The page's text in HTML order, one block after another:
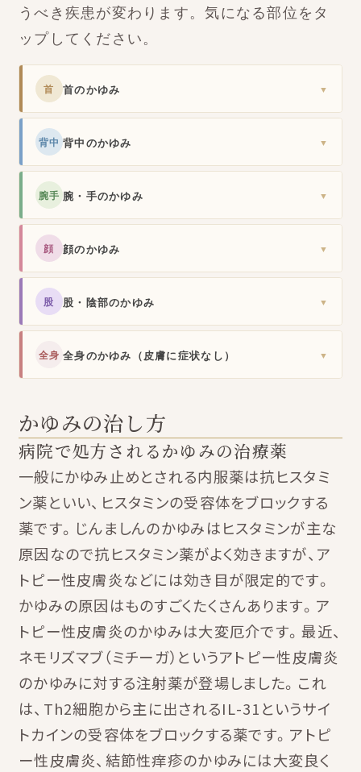
うべき疾患が変わります。気になる部位をタ
ップしてください。
首 首のかゆみ ▼
背中 背中のかゆみ ▼
腕手 腕・手のかゆみ ▼
顔 顔のかゆみ ▼
股 股・陰部のかゆみ ▼
全身 全身のかゆみ（皮膚に症状なし） ▼
かゆみの治し方
病院で処方されるかゆみの治療薬
一般にかゆみ止めとされる内服薬は抗ヒスタミ
ン薬といい、ヒスタミンの受容体をブロックする
薬です。じんましんのかゆみはヒスタミンが主な
原因なので抗ヒスタミン薬がよく効きますが、ア
トピー性皮膚炎などには効き目が限定的です。
かゆみの原因はものすごくたくさんあります。ア
トピー性皮膚炎のかゆみは大変厄介です。最近、
ネモリズマブ（ミチーガ）というアトピー性皮膚炎
のかゆみに対する注射薬が登場しました。これ
は、Th2細胞から主に出されるIL-31というサイ
トカインの受容体をブロックする薬です。アトピ
ー性皮膚炎、結節性痒疹のかゆみには大変良く